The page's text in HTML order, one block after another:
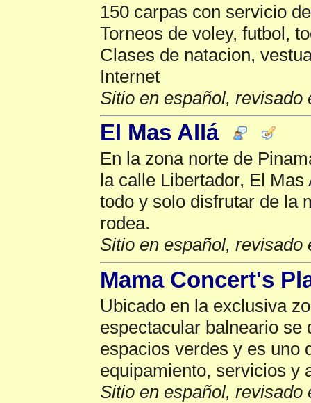
150 carpas con servicio
Torneos de voley, futbol,
Clases de natacion,
Internet
Sitio en español, revisado
El Mas Allá
En la zona norte de
la calle Libertador, El
todo y solo disfrutar de la
rodea.
Sitio en español, revisado
Mama Concert's
Ubicado en la exclusiva
espectacular balneario se
espacios verdes y es uno
equipamiento, servicios y
Sitio en español, revisado